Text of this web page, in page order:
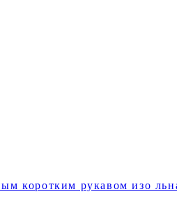
коротким рукавом изо